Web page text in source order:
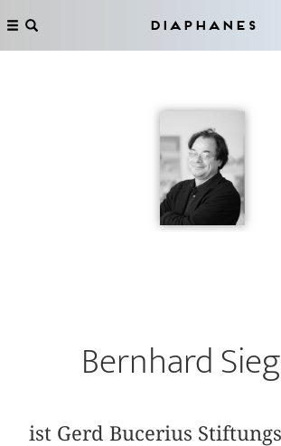
Diaphanes
Bernhard
ist Gerd Bucerius